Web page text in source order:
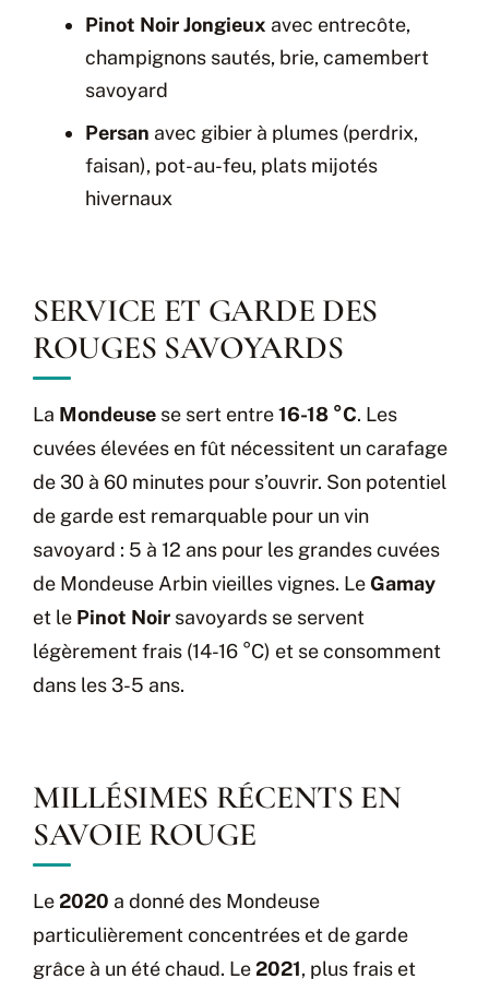
Pinot Noir Jongieux avec entrecôte,
champignons sautés, brie, camembert
savoyard
Persan avec gibier à plumes (perdrix,
faisan), pot-au-feu, plats mijotés
hivernaux
SERVICE ET GARDE DES
ROUGES SAVOYARDS
La Mondeuse se sert entre16-18 °C. Les
cuvées élevées en fût nécessitent un carafage
de 30 à 60 minutes pour s’ouvrir. Son potentiel
de garde est remarquable pour un vin
savoyard : 5 à 12 ans pour les grandes cuvées
de Mondeuse Arbin vieilles vignes. LeGamay
et le Pinot Noir savoyards se servent
légèrement frais (14-16 °C) et se consomment
dans les 3-5 ans.
MILLÉSIMES RÉCENTS EN
SAVOIE ROUGE
Le2020 a donné des Mondeuse
particulièrement concentrées et de garde
grâce à un été chaud. Le2021, plus frais et